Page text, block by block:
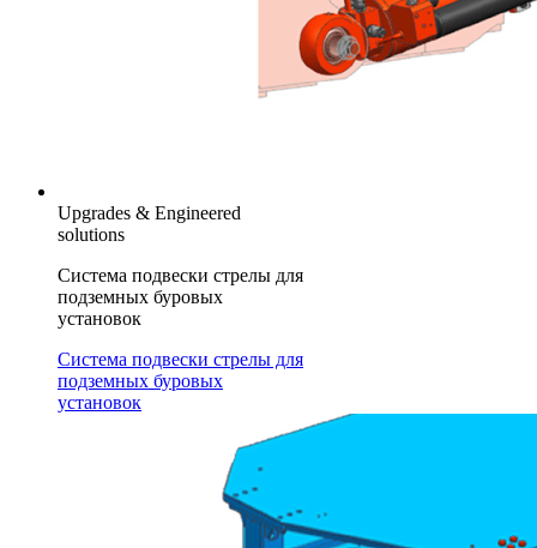
Upgrades & Engineered
solutions
Система подвески стрелы для
подземных буровых
установок
Система подвески стрелы для
подземных буровых
установок